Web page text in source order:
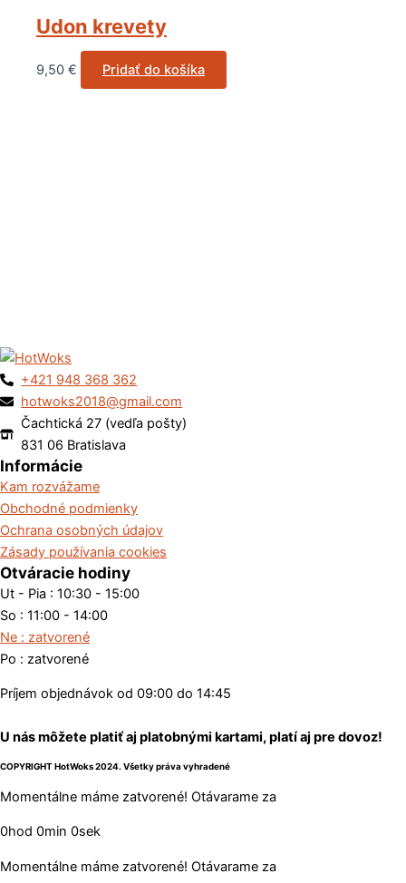
Udon krevety
9,50 € Pridať do košíka
+421 948 368 362
hotwoks2018@gmail.com
Čachtická 27 (vedľa pošty)
831 06 Bratislava
Informácie
Kam rozvážame
Obchodné podmienky
Ochrana osobných údajov
Zásady používania cookies
Otváracie hodiny
Ut - Pia : 10:30 - 15:00
So : 11:00 - 14:00
Ne : zatvorené
Po : zatvorené
Príjem objednávok od 09:00 do 14:45
U nás môžete platiť aj platobnými kartami, platí aj pre dovoz!
COPYRIGHT HotWoks 2024. Všetky práva vyhradené
Momentálne máme zatvorené! Otávarame za
0hod 0min 0sek
Momentálne máme zatvorené! Otávarame za